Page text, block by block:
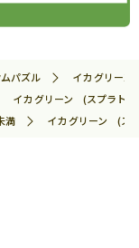
パズル
イカ グリー
イカ グリーン (スプラト
満 イカ グリーン (ス